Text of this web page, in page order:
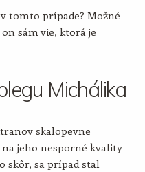
tomto prípade? Možné
on sám vie, ktorá je
Michálika
skalopevne
jeho nesporné kvality
skôr, sa prípad stal